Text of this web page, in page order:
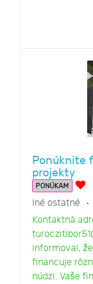
Ponúknite
projekty
PONÚKAM
Iné ostatné
Kontaktná
informoval,
financuje
núdzi. Vaše